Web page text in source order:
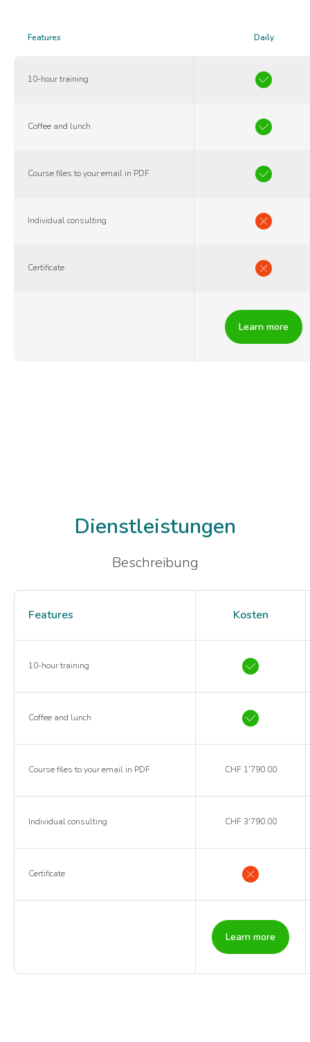
Features Daily
10-hour training
Coffee and lunch
Course files to your email in PDF
Individual consulting
Certificate
Learn more
Dienstleistungen
Beschreibung
Features Kosten
10-hour training
Coffee and lunch
Course files to your email in PDF CHF 1'790.00
Individual consulting CHF 3'790.00
Certificate
Learn more